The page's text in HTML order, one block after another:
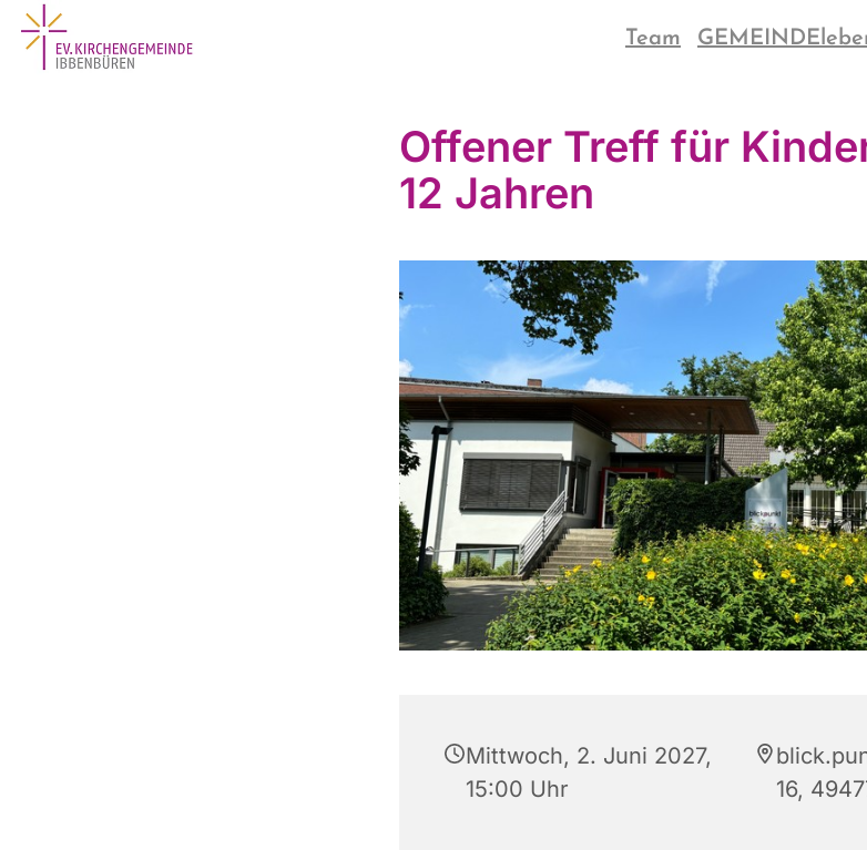
Team
Offener Treff für
12 Jahren
Mittwoch, 2. Juni 2027,
15:00 Uhr
16,